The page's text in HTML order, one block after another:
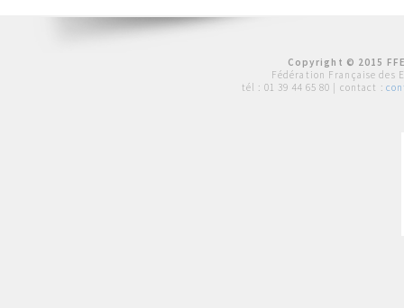
Copyright © 2015
Fédération Française des
tél : 01 39 44 65 80 | contact :